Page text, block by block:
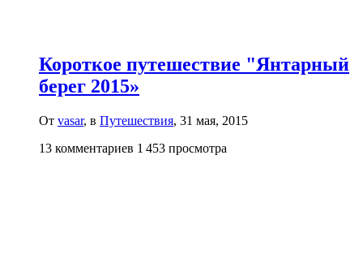
Короткое путешествие "Янтарный
берег 2015»
От vasar, в Путешествия, 31 мая, 2015
13 комментариев 1 453 просмотра